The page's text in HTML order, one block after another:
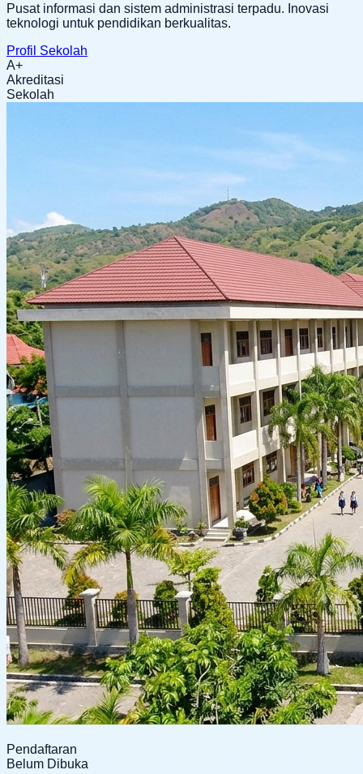
Pusat informasi dan sistem administrasi terpadu. Inovasi
teknologi untuk pendidikan berkualitas.
Profil Sekolah
A+
Akreditasi
Sekolah
Pendaftaran
Belum Dibuka